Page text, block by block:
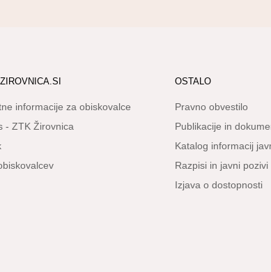
informacije za obiskovalce
- ZTK Žirovnica
OSTALO
Pravno obvestilo
Publikacije in
Katalog informacij
Razpisi in javni pozivi
Izjava o dostopnosti